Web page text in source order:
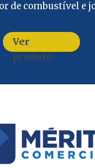
Ver
produto
de combustível e